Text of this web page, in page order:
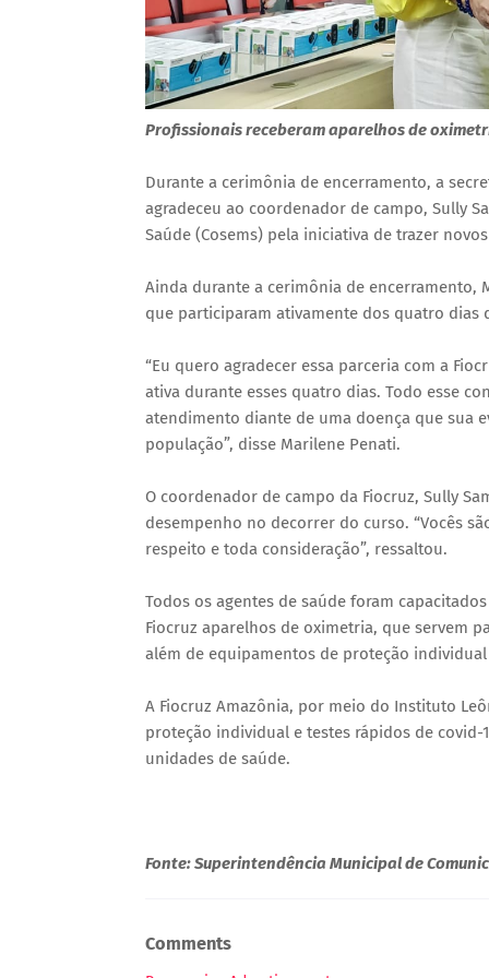
Profissionais receberam aparelhos de
Durante a cerimônia de encerramento, a
agradeceu ao coordenador de campo, Sully
Saúde (Cosems) pela iniciativa de trazer
Ainda durante a cerimônia de encerramento,
que participaram ativamente dos quatro dias
“Eu quero agradecer essa parceria com a
ativa durante esses quatro dias. Todo esse
atendimento diante de uma doença que sua
população”, disse Marilene Penati.
O coordenador de campo da Fiocruz, Sully
desempenho no decorrer do curso. “Vocês
respeito e toda consideração”, ressaltou.
Todos os agentes de saúde foram
Fiocruz aparelhos de oximetria, que servem
além de equipamentos de proteção
A Fiocruz Amazônia, por meio do Instituto
proteção individual e testes rápidos de
unidades de saúde.
Fonte: Superintendência Municipal de
Comments